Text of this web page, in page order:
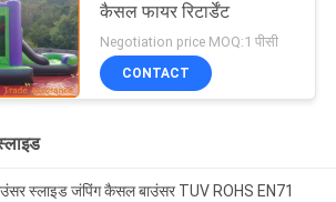
कैसल फायर रिटार्डेंट
Negotiation price MOQ:1 पीसी
CONTACT
स्लाइड जंपिंग कैसल बाउंसर TUV ROHS EN71